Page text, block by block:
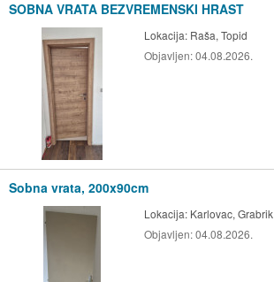
SOBNA VRATA BEZVREMENSKI HRAST
Lokacija: Raša, Topid
Objavljen:04.08.2026.
Sobna vrata, 200x90cm
Lokacija: Karlovac, Grabrik
Objavljen:04.08.2026.